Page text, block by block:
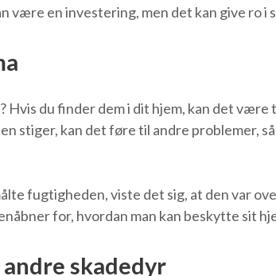
en investering, men det kan give ro i
du finder dem i dit hjem, kan det
stiger, kan det føre til andre problemer,
fugtigheden, viste det sig, at den var
for, hvordan man kan beskytte sit
skadedyr